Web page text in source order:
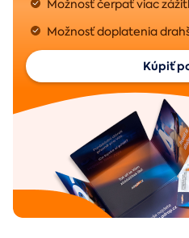
Možnosť čerpať viac
Možnosť doplatenia
Kúpiť